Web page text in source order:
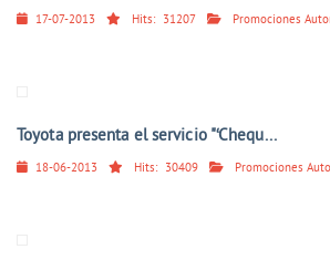
17-07-2013 Hits: 31207 Promociones
Toyota presenta el servicio "‘Chequ...
18-06-2013 Hits: 30409 Promociones